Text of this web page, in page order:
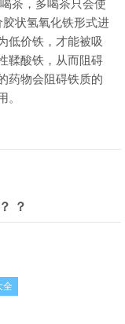
茶，多喝茶只会使
状氢氧化铁形式进
低价铁，才能被吸
鞣酸铁，从而阻碍
药物会阻碍铁质的
。
？
全